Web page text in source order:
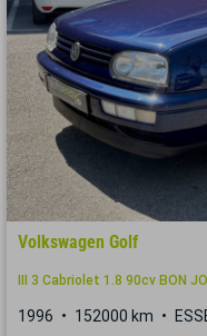
Volkswagen Golf
III 3 Cabriolet 1.8 90cv BON
1996 152000 km